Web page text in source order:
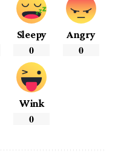
Sleepy
0
Angry
0
Wink
0